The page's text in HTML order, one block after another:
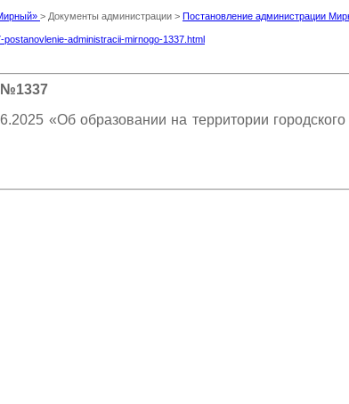
> Документы администрации > Постановление администрации
administracii-mirnogo-1337.html
№1337
«Об образовании на территории